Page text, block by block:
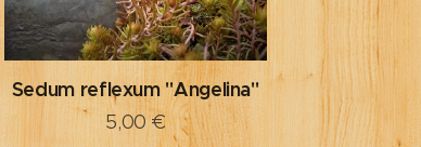
Sedum reflexum "Angelina"
5,00€